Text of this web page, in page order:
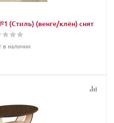
(Стиль) (венге/клён) снят
в наличии